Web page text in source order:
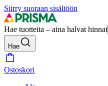
Siirry suoraan sisältöön
Hae tuotteita – aina halvat hinnat
Hae
Ostoskori